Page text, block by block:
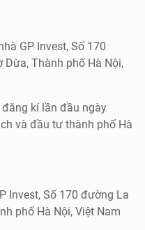
GP Invest, Số 170
Dừa, Thành phố Hà Nội,
đăng kí lần đầu ngày
và đầu tư thành phố Hà
Invest, Số 170 đường La
phố Hà Nội, Việt Nam